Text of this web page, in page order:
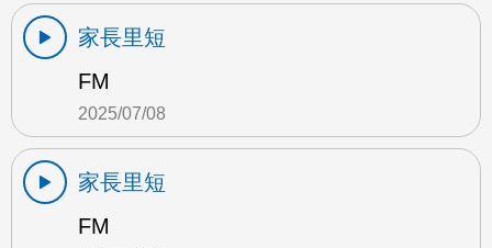
家長里短
FM
2025/07/08
家長里短
FM